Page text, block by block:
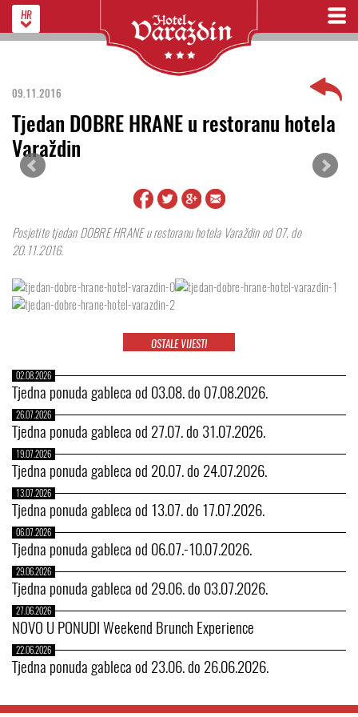
HR
09.11.2016
Tjedan DOBRE HRANE u restoranu hotela
Varaždin
Posjetite tjedan DOBRE HRANE u restoranu hotela Varaždin od 07. do
20.11.2016.
OSTALE VIJESTI
02.08.2026
Tjedna ponuda gableca od 03.08. do 07.08.2026.
26.07.2026
Tjedna ponuda gableca od 27.07. do 31.07.2026.
19.07.2026
Tjedna ponuda gableca od 20.07. do 24.07.2026.
13.07.2026
Tjedna ponuda gableca od 13.07. do 17.07.2026.
06.07.2026
Tjedna ponuda gableca od 06.07.-10.07.2026.
29.06.2026
Tjedna ponuda gableca od 29.06. do 03.07.2026.
27.06.2026
NOVO U PONUDI Weekend Brunch Experience
22.06.2026
Tjedna ponuda gableca od 23.06. do 26.06.2026.